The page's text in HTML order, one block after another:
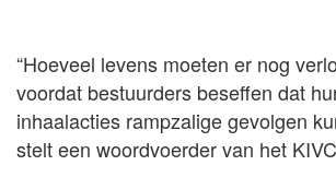
“Hoeveel levens moeten er nog
voordat bestuurders beseffen dat
inhaalacties rampzalige gevolgen
stelt een woordvoerder van het